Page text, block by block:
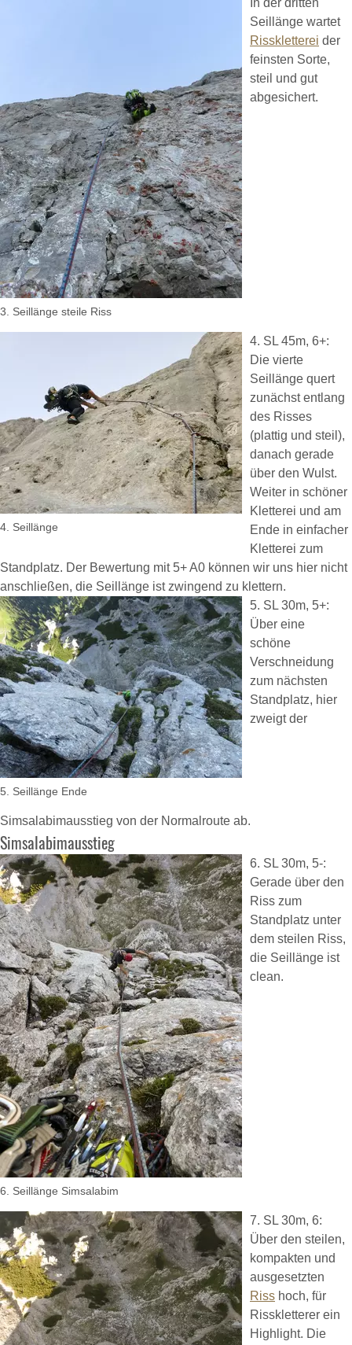
3. Seillänge steile Riss
In der dritten
Seillänge wartet
Risskletterei der
feinsten Sorte,
steil und gut
abgesichert.
4. Seillänge
4. SL 45m, 6+:
Die vierte
Seillänge quert
zunächst entlang
des Risses
(plattig und steil),
danach gerade
über den Wulst.
Weiter in schöner
Kletterei und am
Ende in einfacher
Kletterei zum
Standplatz. Der Bewertung mit 5+ A0 können wir uns hier nicht
anschließen, die Seillänge ist zwingend zu klettern.
5. Seillänge Ende
5. SL 30m, 5+:
Über eine
schöne
Verschneidung
zum nächsten
Standplatz, hier
zweigt der
Simsalabimausstieg von der Normalroute ab.
Simsalabimausstieg
6. Seillänge Simsalabim
6. SL 30m, 5-:
Gerade über den
Riss zum
Standplatz unter
dem steilen Riss,
die Seillänge ist
clean.
7. SL 30m, 6:
Über den steilen,
kompakten und
ausgesetzten
Riss hoch, für
Risskletterer ein
Highlight. Die